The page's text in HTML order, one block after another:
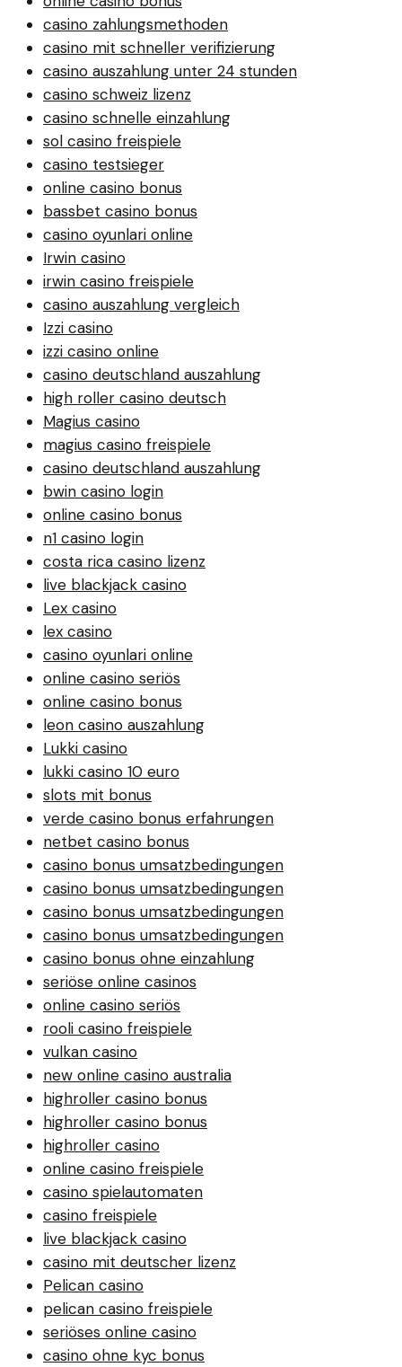
casino zahlungsmethoden
casino mit schneller verifizierung
casino auszahlung unter 24 stunden
casino schweiz lizenz
casino schnelle einzahlung
sol casino freispiele
casino testsieger
online casino bonus
bassbet casino bonus
casino oyunlari online
Irwin casino
irwin casino freispiele
casino auszahlung vergleich
Izzi casino
izzi casino online
casino deutschland auszahlung
high roller casino deutsch
Magius casino
magius casino freispiele
casino deutschland auszahlung
bwin casino login
online casino bonus
n1 casino login
costa rica casino lizenz
live blackjack casino
Lex casino
lex casino
casino oyunlari online
online casino seriös
online casino bonus
leon casino auszahlung
Lukki casino
lukki casino 10 euro
slots mit bonus
verde casino bonus erfahrungen
netbet casino bonus
casino bonus umsatzbedingungen
casino bonus umsatzbedingungen
casino bonus umsatzbedingungen
casino bonus umsatzbedingungen
casino bonus ohne einzahlung
seriöse online casinos
online casino seriös
rooli casino freispiele
vulkan casino
new online casino australia
highroller casino bonus
highroller casino bonus
highroller casino
online casino freispiele
casino spielautomaten
casino freispiele
live blackjack casino
casino mit deutscher lizenz
Pelican casino
pelican casino freispiele
seriöses online casino
casino ohne kyc bonus